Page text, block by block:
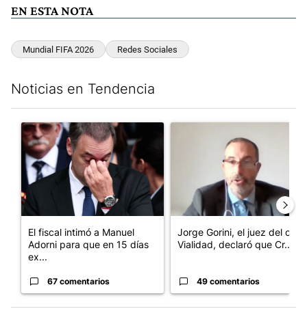
EN ESTA NOTA
Mundial FIFA 2026 Redes Sociales
Noticias en Tendencia
Un artículo de tendencia con el título "El fiscal intimó a
El fiscal intimó a Manuel
Adorni para que en 15 días
ex...
67 comentarios
Jorge Gorini, el juez del caso
Vialidad, declaró que Cr...
49 comentarios